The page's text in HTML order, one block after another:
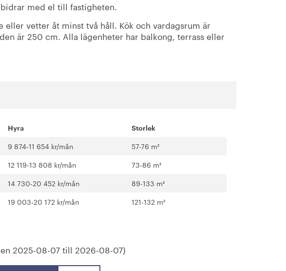
med el till fastigheten.
eller vetter åt minst två håll. Kök och vardagsrum är
är 250 cm. Alla lägenheter har balkong, terrass eller
Hyra Storlek
9 874-11 654 kr/mån
57-76 m²
12 119-13 808 kr/mån
73-86 m²
14 730-20 452 kr/mån
89-133 m²
19 003-20 172 kr/mån 121-132 m²
2025-08-07 till 2026-08-07)